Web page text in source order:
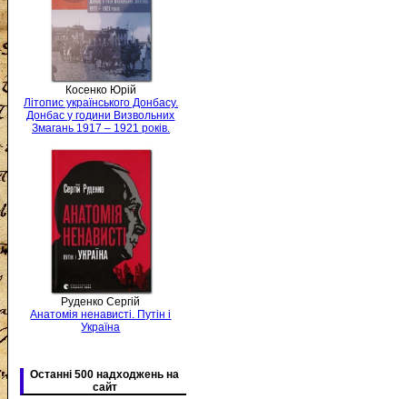
Косенко Юрій
Літопис українського Донбасу.
Донбас у години Визвольних
Змагань 1917 – 1921 років.
Руденко Сергій
Анатомія ненависті. Путін і
Україна
Останні 500 надходжень на
сайт